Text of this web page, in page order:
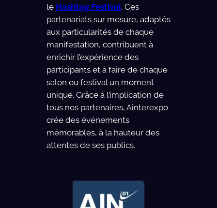
le Hashtag Festival. Ces
partenariats sur mesure, adaptés
aux particularités de chaque
manifestation, contribuent à
enrichir l’expérience des
participants et à faire de chaque
salon ou festival un moment
unique. Grâce à l’implication de
tous nos partenaires, Ainterexpo
crée des événements
mémorables, à la hauteur des
attentes de ses publics.